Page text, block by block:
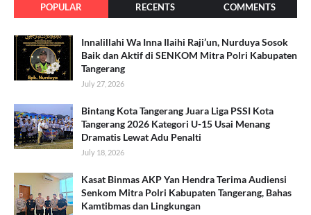
POPULAR RECENTS COMMENTS
Innalillahi Wa Inna Ilaihi Raji’un, Nurduya Sosok
Baik dan Aktif di SENKOM Mitra Polri Kabupaten
Tangerang
July 27, 2026
Bintang Kota Tangerang Juara Liga PSSI Kota
Tangerang 2026 Kategori U-15 Usai Menang
Dramatis Lewat Adu Penalti
July 18, 2026
Kasat Binmas AKP Yan Hendra Terima Audiensi
Senkom Mitra Polri Kabupaten Tangerang, Bahas
Kamtibmas dan Lingkungan